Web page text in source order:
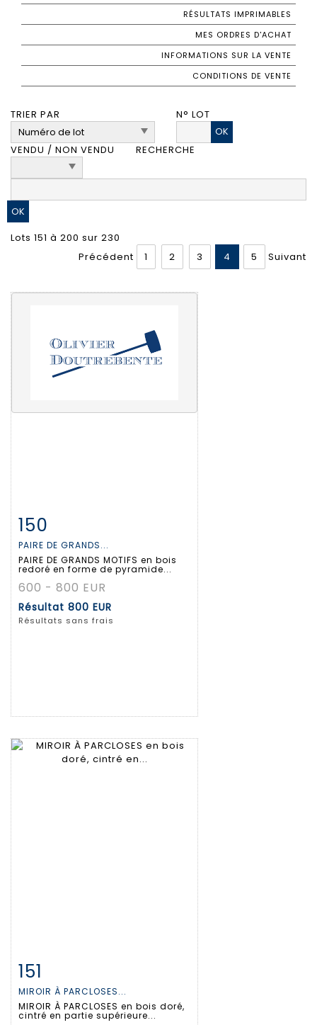
RÉSULTATS IMPRIMABLES
MES ORDRES D'ACHAT
INFORMATIONS SUR LA VENTE
CONDITIONS DE VENTE
TRIER PAR
N° LOT
OK
VENDU / NON VENDU
RECHERCHE
Lots 151 à 200 sur 230
Précédent
1 2 3 4 5 Suivant
Fiche détaillée
150
PAIRE DE GRANDS...
PAIRE DE GRANDS MOTIFS en bois
redoré en forme de pyramide...
600 - 800 EUR
Résultat 800 EUR
Résultats sans frais
Fiche détaillée
151
MIROIR À PARCLOSES...
MIROIR À PARCLOSES en bois doré,
cintré en partie supérieure...